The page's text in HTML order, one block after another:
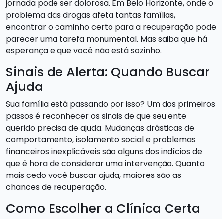
jornada pode ser dolorosa. Em Belo Horizonte, onde o
problema das drogas afeta tantas famílias,
encontrar o caminho certo para a recuperação pode
parecer uma tarefa monumental. Mas saiba que há
esperança e que você não está sozinho.
Sinais de Alerta: Quando Buscar
Ajuda
Sua família está passando por isso? Um dos primeiros
passos é reconhecer os sinais de que seu ente
querido precisa de ajuda. Mudanças drásticas de
comportamento, isolamento social e problemas
financeiros inexplicáveis são alguns dos indícios de
que é hora de considerar uma intervenção. Quanto
mais cedo você buscar ajuda, maiores são as
chances de recuperação.
Como Escolher a Clínica Certa